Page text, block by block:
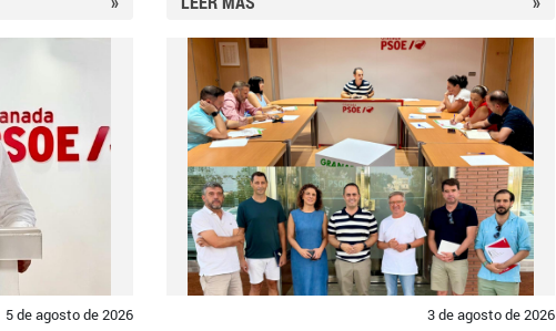
5 de agosto de 2026 3 de agosto de 2026